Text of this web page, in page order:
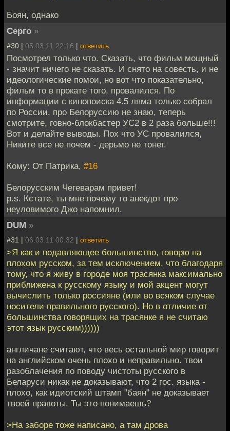
Боян, однако
Серго »
#30 | 05.03.11 22:16 | ответить
Посмотрел только что. Сказать, что фильм мощный
- значит ничего не сказать. И снято на совесть, и не
идеологические помои, но вот что показательно,
фильм то в прокате того, провалился. По
информации с кинопоиска 4.5 ляма только собрал
по России, про Белоруссию не знаю, теперь
смотрите, говно-блокбастер УС2 в 2 раза больше!!!
Вот и делайте выводы. Пох что УС провалился,
Никите все не почем - дерьмо не тонет.
Кому: От Патрика, #16
Белорусским Чегеварам привет!
p.s. Кстате, ты мне почему то анекдот про
неуловимого Джо напомнил.
DUM »
#31 | 06.03.11 00:32 | ответить
>Я как и подавляющее большинство, говорю на
плохом русском, за тем исключением, что благодаря
тому, что я живу в городе моя трасянка максимально
приближена к русскому языку и мой акцент могут
вычислить только россияне (или во всяком случае
носители правильного русского). Но в отличие от
большинства говорящих на трасянке я не считаю
этот язык русским))))))
англичане считают, что весь остальной мир говорит
на английском очень плохо и неправильно. твои
разоблачения по поводу чистоты русского в
Беларуси никак не доказывают, что 2 гос. языка -
плохо, как идиотский штамп "баян" не доказывает
твоей правоты. Ты это понимаешь?
>На заборе тоже написано, а там дрова